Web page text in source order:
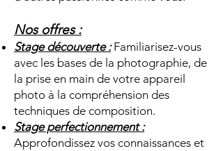
Nos offres :
Stage découverte :Familiarisez-vous
avec les bases de la photographie, de
la prise en main de votre appareil
photo à la compréhension des
techniques de composition.
Stage perfectionnement :
Approfondissez vos connaissances et